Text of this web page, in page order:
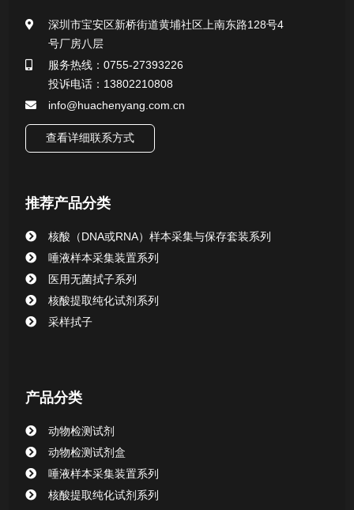
一次性使用采样器系列
微生物样本保存液（通用运输传媒介质）系列
核酸（DNA&RNA）样本采集与保存套装系列
唾液样本采集装置系列
清洁验证棉签系列
动物检测试剂
深圳市宝安区新桥街道黄埔社区上南东路128号4
号厂房八层
服务热线：0755-27393226
投诉电话：13802210808
info@huachenyang.com.cn
查看详细联系方式
推荐产品分类
核酸（DNA或RNA）样本采集与保存套装系列
唾液样本采集装置系列
医用无菌拭子系列
核酸提取纯化试剂系列
采样拭子
产品分类
动物检测试剂
动物检测试剂盒
唾液样本采集装置系列
核酸提取纯化试剂系列